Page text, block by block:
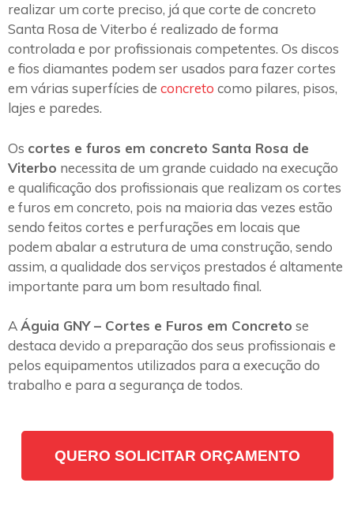
realizar um corte preciso, já que corte de concreto
Santa Rosa de Viterbo é realizado de forma
controlada e por profissionais competentes. Os discos
e fios diamantes podem ser usados para fazer cortes
em várias superfícies de concreto como pilares, pisos,
lajes e paredes.
Os cortes e furos em concreto Santa Rosa de
Viterbo necessita de um grande cuidado na execução
e qualificação dos profissionais que realizam os cortes
e furos em concreto, pois na maioria das vezes estão
sendo feitos cortes e perfurações em locais que
podem abalar a estrutura de uma construção, sendo
assim, a qualidade dos serviços prestados é altamente
importante para um bom resultado final.
AÁguia GNY – Cortes e Furos em Concreto se
destaca devido a preparação dos seus profissionais e
pelos equipamentos utilizados para a execução do
trabalho e para a segurança de todos.
QUERO SOLICITAR ORÇAMENTO